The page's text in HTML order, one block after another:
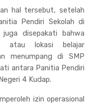
setelah
Pendiri Sekolah di
disepakati bahwa
atau lokasi belajar
menumpang di SMP
antara Panitia Pendiri
4 Kudap.
izin operasional